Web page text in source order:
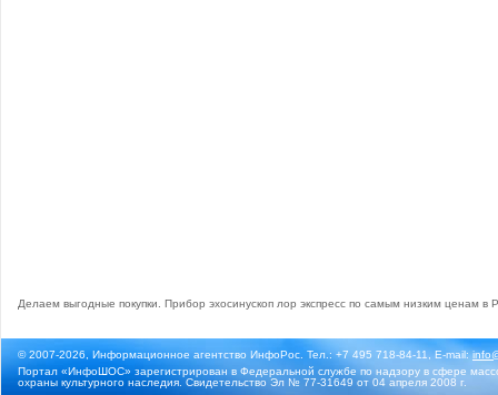
Делаем выгодные покупки. Прибор эхосинускоп лор экспресс по самым низким ценам в
© 2007-2026, Информационное агентство ИнфоРос. Тел.: +7 495 718-84-11, E-mail:
Портал «ИнфоШОС» зарегистрирован в Федеральной службе по надзору в сфере
охраны культурного наследия. Свидетельство Эл № 77-31649 от 04 апреля 2008 г.